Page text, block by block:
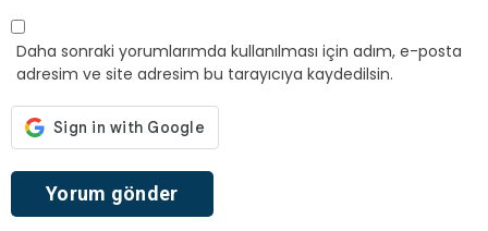
Daha sonraki yorumlarımda kullanılması için adım, e-posta
adresim ve site adresim bu tarayıcıya kaydedilsin.